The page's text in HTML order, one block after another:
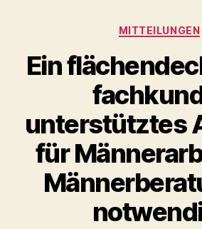
MITTEILUNGEN
Ein
unterstütztes
für